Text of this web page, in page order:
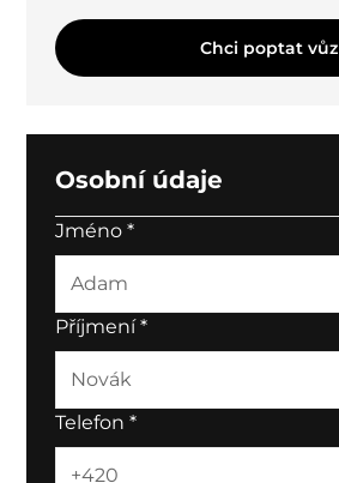
Chci poptat vůz
Osobní údaje
Jméno*
Příjmení*
Telefon*